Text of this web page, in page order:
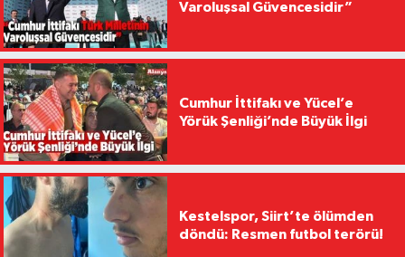
Varoluşsal Güvencesidir”
Cumhur İttifakı ve Yücel’e
Yörük Şenliği’nde Büyük İlgi
Kestelspor, Siirt’te ölümden
döndü: Resmen futbol terörü!